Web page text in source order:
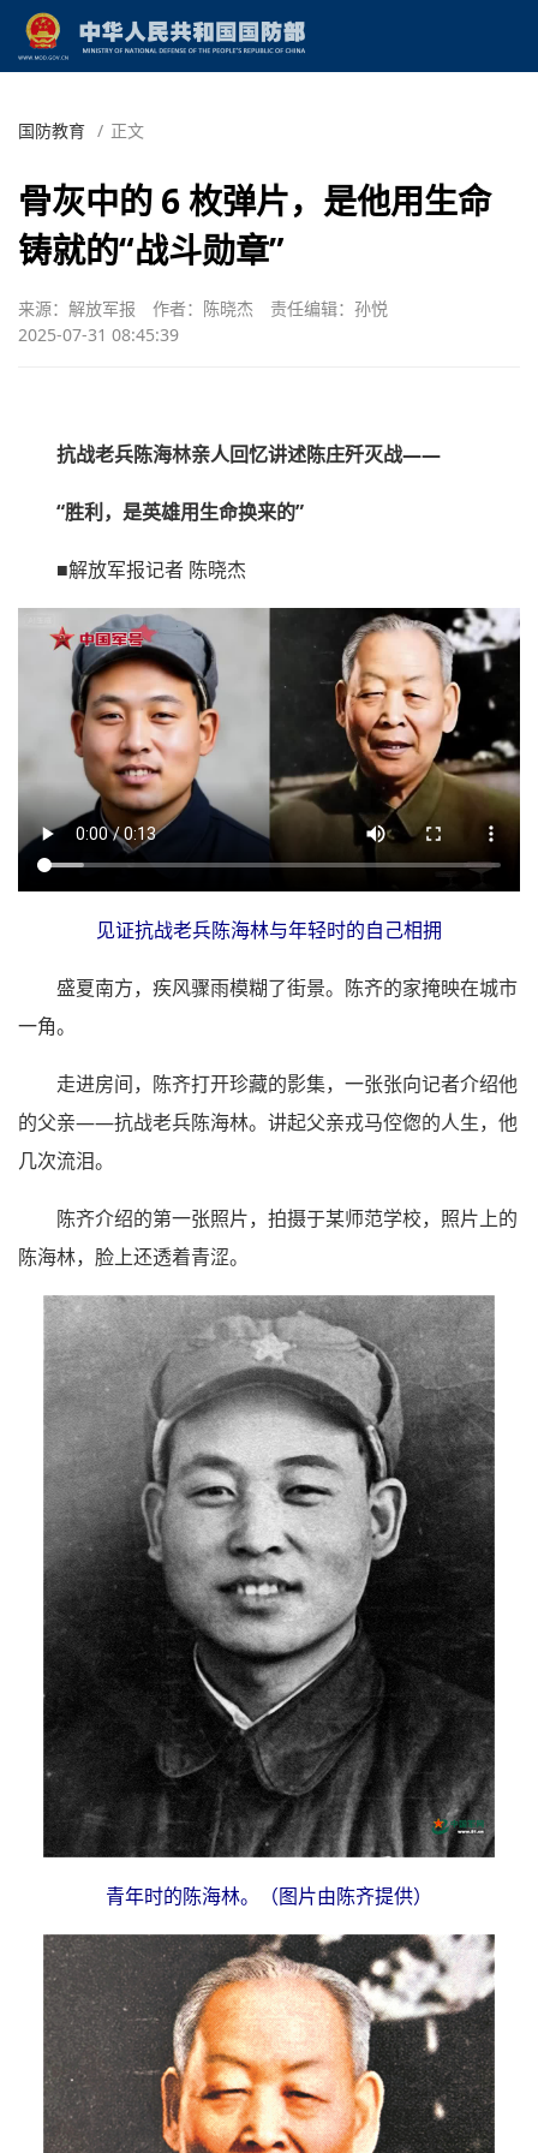
国防教育 / 正文
骨灰中的 6 枚弹片，是他用生命
铸就的“战斗勋章”
来源：解放军报 作者：陈晓杰
责任编辑：孙悦
2025-07-31 08:45:39
抗战老兵陈海林亲人回忆讲述陈庄歼灭战——
“胜利，是英雄用生命换来的”
■解放军报记者 陈晓杰
见证抗战老兵陈海林与年轻时的自己相拥
盛夏南方，疾风骤雨模糊了街景。陈齐的家掩映在城市
一角。
走进房间，陈齐打开珍藏的影集，一张张向记者介绍他
的父亲——抗战老兵陈海林。讲起父亲戎马倥偬的人生，他
几次流泪。
陈齐介绍的第一张照片，拍摄于某师范学校，照片上的
陈海林，脸上还透着青涩。
青年时的陈海林。（图片由陈齐提供）